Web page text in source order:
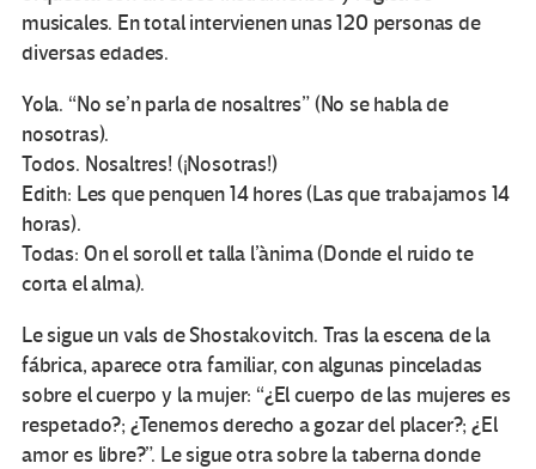
musicales. En total intervienen unas 120 personas de
diversas edades.
Yola. “No se’n parla de nosaltres” (No se habla de
nosotras).
Todos. Nosaltres! (¡Nosotras!)
Edith: Les que penquen 14 hores (Las que trabajamos 14
horas).
Todas: On el soroll et talla l’ànima (Donde el ruido te
corta el alma).
Le sigue un vals de Shostakovitch. Tras la escena de la
fábrica, aparece otra familiar, con algunas pinceladas
sobre el cuerpo y la mujer: “¿El cuerpo de las mujeres es
respetado?; ¿Tenemos derecho a gozar del placer?; ¿El
amor es libre?”. Le sigue otra sobre la taberna donde